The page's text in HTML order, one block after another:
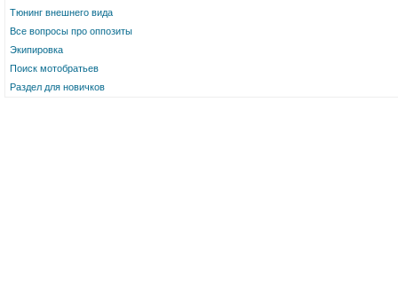
Тюнинг внешнего вида
Все вопросы про оппозиты
Экипировка
Поиск мотобратьев
Раздел для новичков